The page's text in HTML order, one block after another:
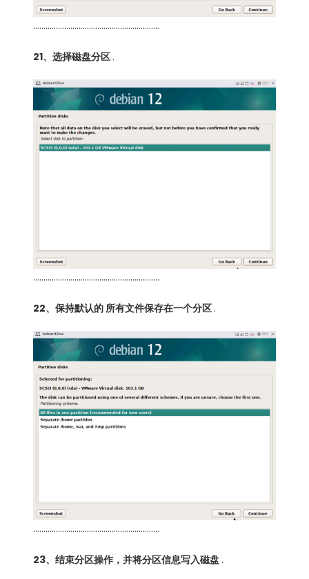
…………………………………………………….
21、选择磁盘分区 .
…………………………………………………….
22、保持默认的 所有文件保存在一个分区 .
…………………………………………………….
23、结束分区操作，并将分区信息写入磁盘 .